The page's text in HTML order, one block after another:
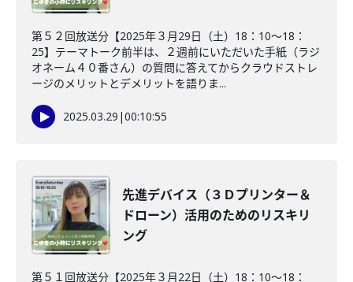
第５２回放送分【2025年３月29日（土）18：10～18：
25】テーマトーク前半は、２週前にいただいた手紙（ラジ
オネーム４０番さん）の質問に答えてからクラウドストレ
ージのメリットとデメリットを語りま...
2025.03.29 |00:10:55
先進デバイス（３Ｄプリンター＆
ドローン）活用のためのリスキリ
ング
第５１回放送分【2025年３月22日（土）18：10～18：